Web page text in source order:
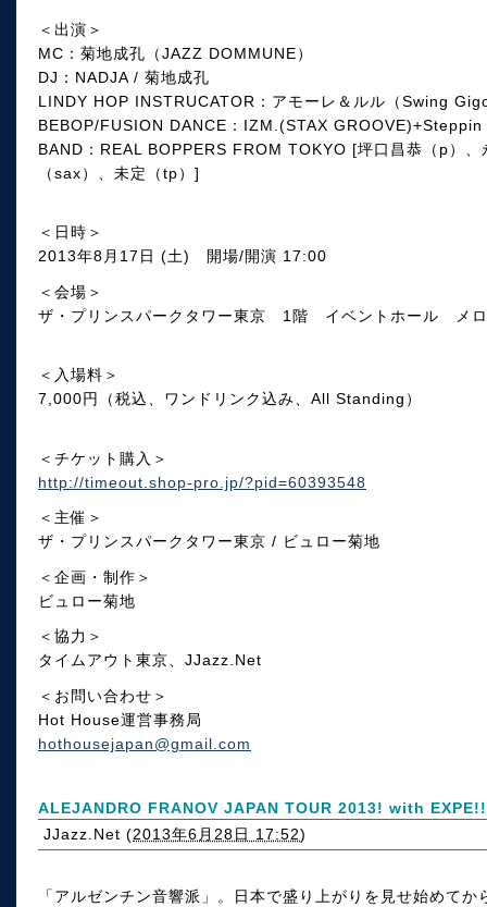
＜出演＞
MC：菊地成孔（JAZZ DOMMUNE）
DJ：NADJA / 菊地成孔
LINDY HOP INSTRUCATOR：アモーレ＆ルル（Swing
BEBOP/FUSION DANCE：IZM.(STAX
BAND：REAL BOPPERS FROM TOKYO [坪口昌恭（p）
（sax）、未定（tp）]
＜日時＞
2013年8月17日 (土) 開場/開演 17:00
＜会場＞
ザ・プリンスパークタワー東京 1階 イベントホール メロ
＜入場料＞
7,000円（税込、ワンドリンク込み、All Standing）
＜チケット購入＞
http://timeout.shop-pro.jp/?pid=60393548
＜主催＞
ザ・プリンスパークタワー東京 / ビュロー菊地
＜企画・制作＞
ビュロー菊地
＜協力＞
タイムアウト東京、JJazz.Net
＜お問い合わせ＞
Hot House運営事務局
hothousejapan@gmail.com
ALEJANDRO FRANOV JAPAN TOUR 2013! with EXPE!!
JJazz.Net (2013年6月28日 17:52)
「アルゼンチン音響派」。日本で盛り上がりを見せ始めて